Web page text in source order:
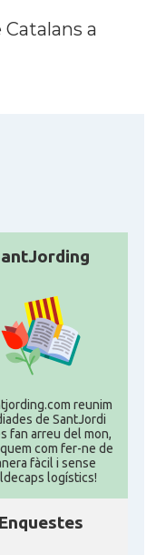
a Itàlia
a Milano
a Roma
a
reunim
de SantJordi
fan arreu del mon,
com fer-ne de
fàcil i sense
logí­stics!
Enquestes